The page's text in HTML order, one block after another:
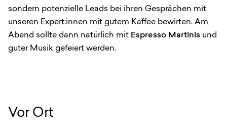
sondern potenzielle Leads bei ihren Gesprächen mit
unseren Expert:innen mit gutem Kaffee bewirten. Am
Abend sollte dann natürlich mit Espresso Martinis und
guter Musik gefeiert werden.
Vor Ort